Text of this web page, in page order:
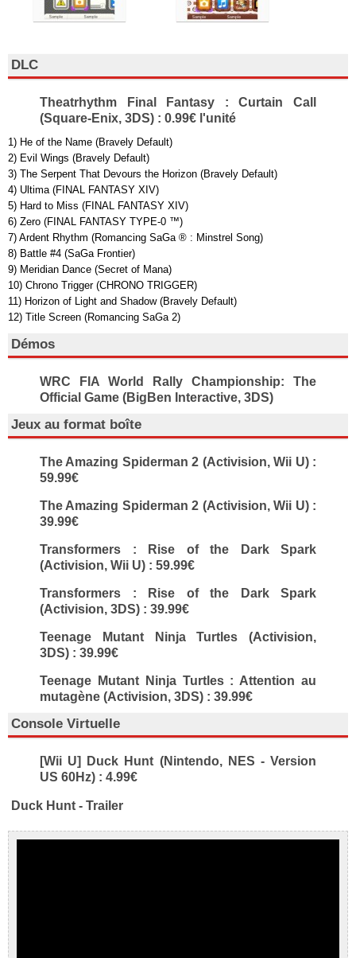
DLC
Theatrhythm Final Fantasy : Curtain Call
(Square-Enix, 3DS) : 0.99€ l'unité
1) He of the Name (Bravely Default)
2) Evil Wings (Bravely Default)
3) The Serpent That Devours the Horizon (Bravely Default)
4) Ultima (FINAL FANTASY XIV)
5) Hard to Miss (FINAL FANTASY XIV)
6) Zero (FINAL FANTASY TYPE-0 ™)
7) Ardent Rhythm (Romancing SaGa ® : Minstrel Song)
8) Battle #4 (SaGa Frontier)
9) Meridian Dance (Secret of Mana)
10) Chrono Trigger (CHRONO TRIGGER)
11) Horizon of Light and Shadow (Bravely Default)
12) Title Screen (Romancing SaGa 2)
Démos
WRC FIA World Rally Championship: The
Official Game (BigBen Interactive, 3DS)
Jeux au format boîte
The Amazing Spiderman 2 (Activision, Wii U) :
59.99€
The Amazing Spiderman 2 (Activision, Wii U) :
39.99€
Transformers : Rise of the Dark Spark
(Activision, Wii U) : 59.99€
Transformers : Rise of the Dark Spark
(Activision, 3DS) : 39.99€
Teenage Mutant Ninja Turtles (Activision,
3DS) : 39.99€
Teenage Mutant Ninja Turtles : Attention au
mutagène (Activision, 3DS) : 39.99€
Console Virtuelle
[Wii U] Duck Hunt (Nintendo, NES - Version
US 60Hz) : 4.99€
Duck Hunt - Trailer